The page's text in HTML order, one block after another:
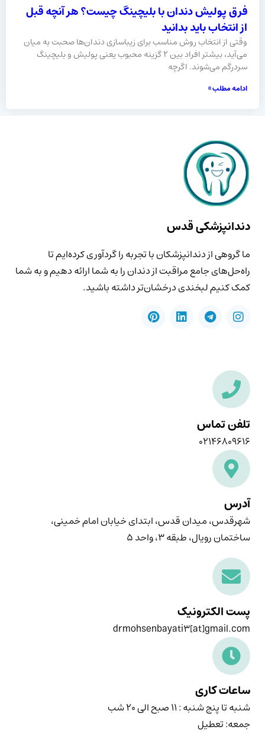
فرق پولیش دندان با بلیچینگ چیست؟ هر آنچه قبل
از انتخاب باید بدانید
وقتی از انتخاب روش مناسب برای زیباسازی دندان‌ها صحبت به میان
می‌آید، بیشتر افراد بین ۲ گزینه محبوب یعنی پولیش و بلیچینگ
سردرگم می‌شوند. اگرچه
ادامه مطلب »
دندانپزشکی قدس
ما گروهی از دندانپزشکان با تجربه را گردآوری کرده‌ایم تا
راه‌حل‌های جامع مراقبت از دندان را به شما ارائه دهیم و به شما
کمک کنیم لبخندی درخشان‌تر داشته باشید.
تلفن تماس
۰۲۱۴۶۸۰۹۶۱۶
آدرس
شهرقدس، میدان قدس، ابتدای خیابان امام خمینی،
ساختمان رویال، طبقه ۳، واحد ۵
پست الکترونیک
drmohsenbayati3[at]gmail.com
ساعات کاری
شنبه تا پنج شنبه : ۱۱ صبح الی ۲۰ شب
جمعه: تعطیل